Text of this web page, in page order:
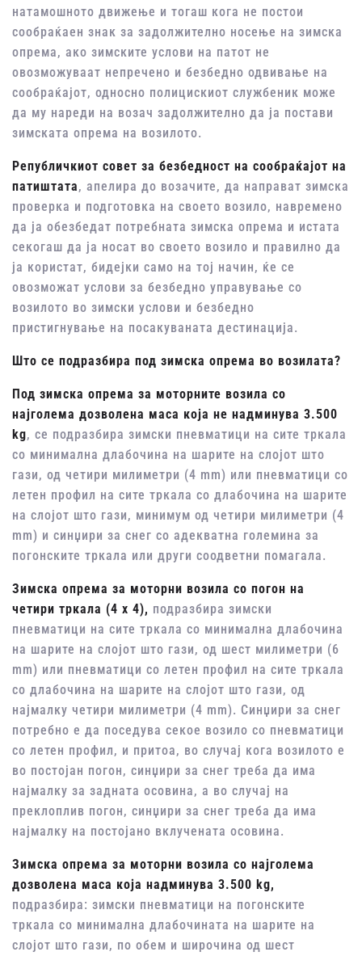
натамошното движење и тогаш кога не постои
сообраќаен знак за задолжително носење на зимска
опрема, ако зимските услови на патот не
овозможуваат непречено и безбедно одвивање на
сообраќајот, односно полицискиот службеник може
да му нареди на возач задолжително да ја постави
зимската опрема на возилото.
Републичкиот совет за безбедност на сообраќајот на
патиштата, апелира до возачите, да направат зимска
проверка и подготовка на своето возило, навремено
да ја обезбедат потребната зимска опрема и истата
секогаш да ја носат во своето возило и правилно да
ја користат, бидејки само на тој начин, ќе се
овозможат услови за безбедно управување со
возилото во зимски услови и безбедно
пристигнување на посакуваната дестинација.
Што се подразбира под зимска опрема во возилата?
Под зимска опрема за моторните возила со
најголема дозволена маса која не надминува 3.500
kg, се подразбира зимски пневматици на сите тркала
со минимална длабочина на шарите на слојот што
гази, од четири милиметри (4 mm) или пневматици со
летен профил на сите тркала со длабочина на шарите
на слојот што гази, минимум од четири милиметри (4
mm) и синџири за снег со адекватна големина за
погонските тркала или други соодветни помагала.
Зимска опрема за моторни возила со погон на
четири тркала (4 х 4), подразбира зимски
пневматици на сите тркала со минимална длабочина
на шарите на слојот што гази, од шест милиметри (6
mm) или пневматици со летен профил на сите тркала
со длабочина на шарите на слојот што гази, од
најмалку четири милиметри (4 mm). Синџири за снег
потребно е да поседува секое возило со пневматици
со летен профил, и притоа, во случај кога возилото е
во постојан погон, синџири за снег треба да има
најмалку за задната осовина, а во случај на
преклоплив погон, синџири за снег треба да има
најмалку на постојано вклучената осовина.
Зимска опрема за моторни возила со најголема
дозволена маса која надминува 3.500 kg,
подразбира: зимски пневматици на погонските
тркала со минимална длабочината на шарите на
слојот што гази, по обем и широчина од шест